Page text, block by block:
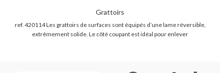
Grattoirs
ref. 420114 Les grattoirs de surfaces sont équipés d’une lame réversible,
extrêmement solide. Le côté coupant est idéal pour enlever